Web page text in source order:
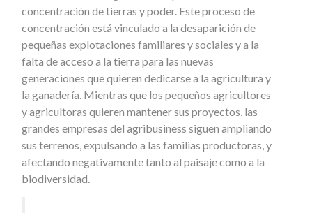
concentración de tierras y poder. Este proceso de
concentración está vinculado a la desaparición de
pequeñas explotaciones familiares y sociales y a la
falta de acceso a la tierra para las nuevas
generaciones que quieren dedicarse a la agricultura y
la ganadería. Mientras que los pequeños agricultores
y agricultoras quieren mantener sus proyectos, las
grandes empresas del agribusiness siguen ampliando
sus terrenos, expulsando a las familias productoras, y
afectando negativamente tanto al paisaje como a la
biodiversidad.